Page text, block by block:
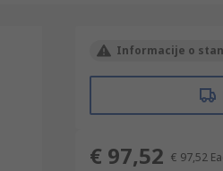
Informacije o
€ 97,52 € 97,52